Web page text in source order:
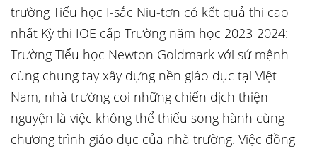
trường Tiểu học I-sắc Niu-tơn có kết quả thi cao
nhất Kỳ thi IOE cấp Trường năm học 2023-2024:
Trường Tiểu học Newton Goldmark với sứ mệnh
cùng chung tay xây dựng nền giáo dục tại Việt
Nam, nhà trường coi những chiến dịch thiện
nguyện là việc không thể thiếu song hành cùng
chương trình giáo dục của nhà trường. Việc đồng